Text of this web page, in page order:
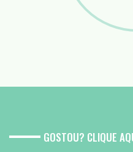
GOSTOU? CLIQUE